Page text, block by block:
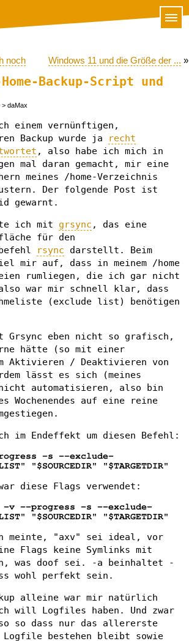
noch Windows 11 und die Größe der ... »
Backup-Script und
> daMax
einem vernünftigen,
Backup wurde ja
recht
, also habe ich mich in
mal daran gemacht, mir eine
meines /home-Verzeichnis
Der folgende Post ist
gewarnt.
ich mit grsync , das eine
für den
rsync darstellt. Beim
mir auf, dass in meinem /home
rumliegen, die ich gar nicht
war mir schnell klar, dass
(exclude list) benötigen
eben nicht so grafisch,
hätte (so mit einer
Aktivieren / Deaktivieren von
lässt es sich (meines
nicht automatisieren, also bin
Wochenendes auf eine reine
im Endeffekt um diesen Befehl:
-s --exclude-
"$SOURCEDIR" "$TARGETDIR"
diese Flags verwendet:
--progress -s --exclude-
"$SOURCEDIR" "$TARGETDIR"
meinte, "axv" sei ideal, vor
Flags keine Symlinks mit
was doof sei. -a beinhaltet -
wohl perfekt sein.
alleine war mir natürlich
will Logfiles haben. Und zwar
so dass nur das allererste
bestehen bleibt sowie